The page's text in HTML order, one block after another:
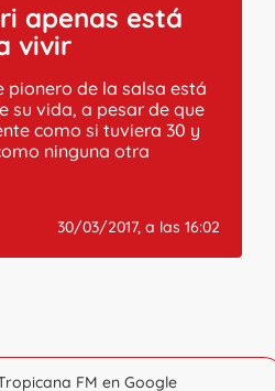
apenas está
vivir
pionero de la salsa está
su vida, a pesar de que
como si tuviera 30 y
ninguna otra
30/03/2017, a las 16:02
FM en Google